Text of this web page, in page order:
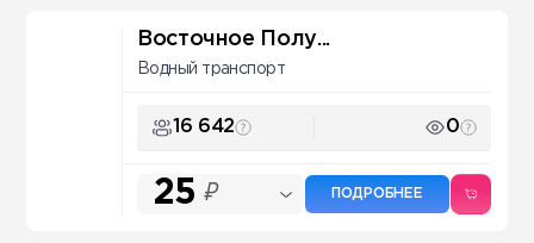
Восточное Полу...
Водный транспорт
16 642 0
25 ₽ ПОДРОБНЕЕ